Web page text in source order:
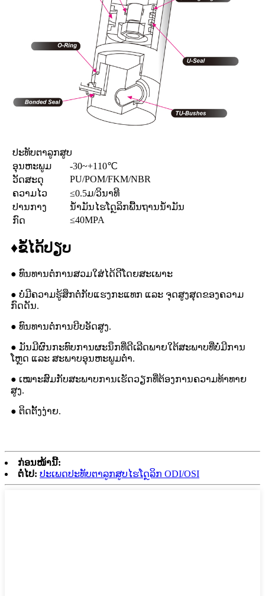
ປະທັບຕາລູກສູບ
ອຸນຫະພູມ
-30~+110℃
ວັດສະດຸ
PU/POM/FKM/NBR
ຄວາມໄວ
≤0.5ມ/ວິນາທີ
ປານກາງ
ນ້ຳມັນໄຮໂດຼລິກພື້ນຖານນ້ຳມັນ
ກົດ
≤40MPA
♦ຂໍ້ໄດ້ປຽບ
● ທົນທານຕໍ່ການສວມໃສ່ໄດ້ດີໂດຍສະເພາະ
● ບໍ່ມີຄວາມຮູ້ສຶກຕໍ່ກັບແຮງກະແທກ ແລະ ຈຸດສູງສຸດຂອງຄວາມ
ກົດດັນ.
● ທົນທານຕໍ່ການບີບອັດສູງ.
● ມັນມີຜົນກະທົບການຜະນຶກທີ່ດີເລີດພາຍໃຕ້ສະພາບທີ່ບໍ່ມີການ
ໂຫຼດ ແລະ ສະພາບອຸນຫະພູມຕໍ່າ.
● ເໝາະສົມກັບສະພາບການເຮັດວຽກທີ່ຕ້ອງການຄວາມທ້າທາຍ
ສູງ.
● ຕິດຕັ້ງງ່າຍ.
ກ່ອນໜ້ານີ້:
ຕໍ່ໄປ: ປະເພດປະທັບຕາລູກສູບໄຮໂດຼລິກ ODI/OSI